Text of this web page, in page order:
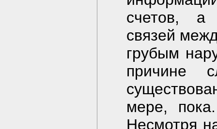
счетов, а
связей
грубым
причине
мере,
Несмотря